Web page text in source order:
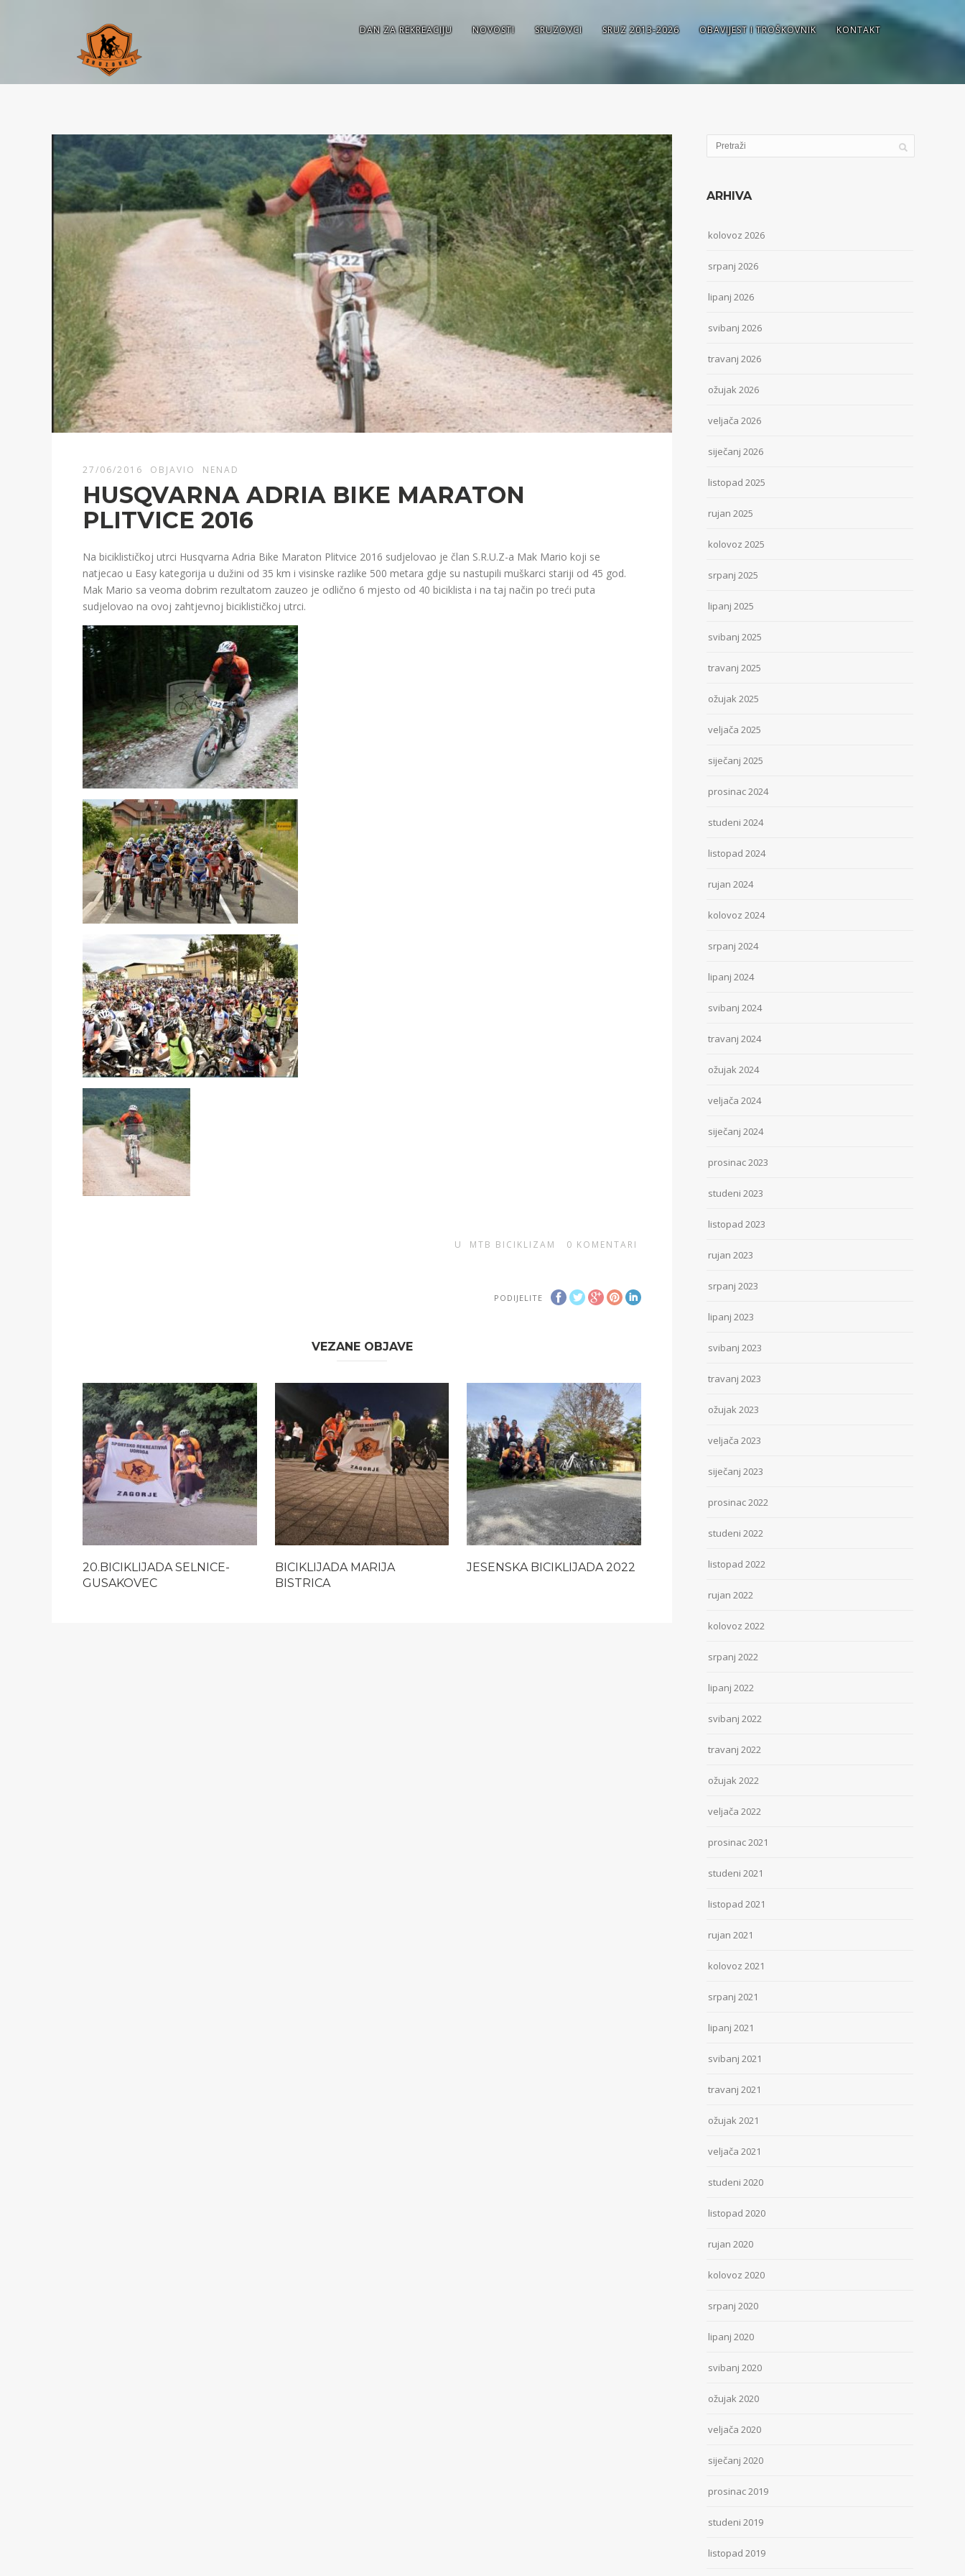
DAN ZA REKREACIJU NOVOSTI SRUZOVCI SRUZ 2013-2026 OBAVIJEST I TROŠKOVNIK KONTAKT
27/06/2016 OBJAVIO NENAD
HUSQVARNA ADRIA BIKE MARATON
PLITVICE 2016
Na biciklističkoj utrci Husqvarna Adria Bike Maraton Plitvice 2016 sudjelovao je član S.R.U.Z-a Mak Mario koji se
natjecao u Easy kategorija u dužini od 35 km i visinske razlike 500 metara gdje su nastupili muškarci stariji od 45 god.
Mak Mario sa veoma dobrim rezultatom zauzeo je odlično 6 mjesto od 40 biciklista i na taj način po treći puta
sudjelovao na ovoj zahtjevnoj biciklističkoj utrci.
U MTB BICIKLIZAM 0 KOMENTARI
PODIJELITE
VEZANE OBJAVE
20.BICIKLIJADA SELNICE-
GUSAKOVEC
BICIKLIJADA MARIJA
BISTRICA
JESENSKA BICIKLIJADA 2022
ARHIVA
kolovoz 2026
srpanj 2026
lipanj 2026
svibanj 2026
travanj 2026
ožujak 2026
veljača 2026
siječanj 2026
listopad 2025
rujan 2025
kolovoz 2025
srpanj 2025
lipanj 2025
svibanj 2025
travanj 2025
ožujak 2025
veljača 2025
siječanj 2025
prosinac 2024
studeni 2024
listopad 2024
rujan 2024
kolovoz 2024
srpanj 2024
lipanj 2024
svibanj 2024
travanj 2024
ožujak 2024
veljača 2024
siječanj 2024
prosinac 2023
studeni 2023
listopad 2023
rujan 2023
srpanj 2023
lipanj 2023
svibanj 2023
travanj 2023
ožujak 2023
veljača 2023
siječanj 2023
prosinac 2022
studeni 2022
listopad 2022
rujan 2022
kolovoz 2022
srpanj 2022
lipanj 2022
svibanj 2022
travanj 2022
ožujak 2022
veljača 2022
prosinac 2021
studeni 2021
listopad 2021
rujan 2021
kolovoz 2021
srpanj 2021
lipanj 2021
svibanj 2021
travanj 2021
ožujak 2021
veljača 2021
studeni 2020
listopad 2020
rujan 2020
kolovoz 2020
srpanj 2020
lipanj 2020
svibanj 2020
ožujak 2020
veljača 2020
siječanj 2020
prosinac 2019
studeni 2019
listopad 2019